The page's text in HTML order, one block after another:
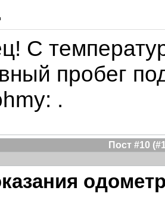
С
пробег
.
Пост #10